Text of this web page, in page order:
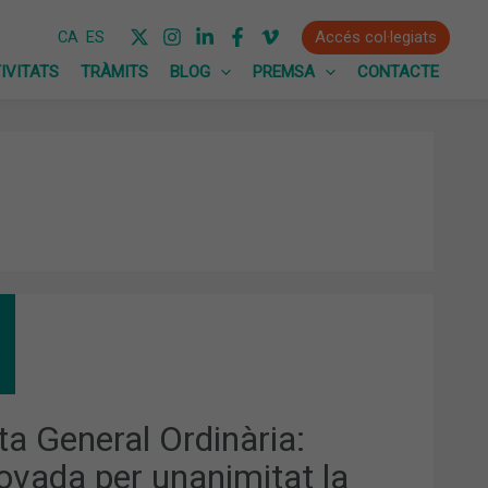
CA ES
Accés col·legiats
TRÀMITS BLOG PREMSA CONTACTE
General Ordinària:
per unanimitat la